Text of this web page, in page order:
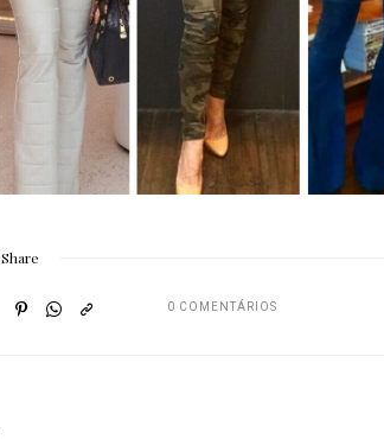
Share
0 COMENTÁRIOS